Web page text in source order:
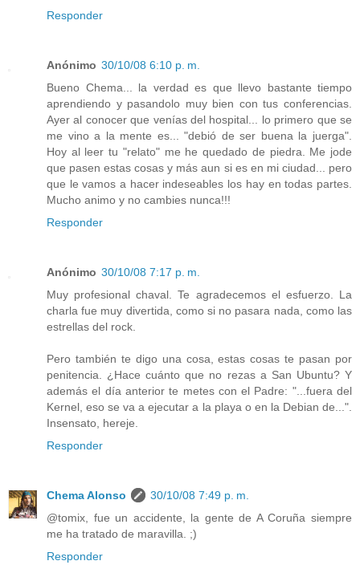
Responder
Anónimo 30/10/08 6:10 p. m.
Bueno Chema... la verdad es que llevo bastante tiempo
aprendiendo y pasandolo muy bien con tus conferencias.
Ayer al conocer que venías del hospital... lo primero que se
me vino a la mente es... "debió de ser buena la juerga".
Hoy al leer tu "relato" me he quedado de piedra. Me jode
que pasen estas cosas y más aun si es en mi ciudad... pero
que le vamos a hacer indeseables los hay en todas partes.
Mucho animo y no cambies nunca!!!
Responder
Anónimo 30/10/08 7:17 p. m.
Muy profesional chaval. Te agradecemos el esfuerzo. La
charla fue muy divertida, como si no pasara nada, como las
estrellas del rock.
Pero también te digo una cosa, estas cosas te pasan por
penitencia. ¿Hace cuánto que no rezas a San Ubuntu? Y
además el día anterior te metes con el Padre: "...fuera del
Kernel, eso se va a ejecutar a la playa o en la Debian de...".
Insensato, hereje.
Responder
Chema Alonso
30/10/08 7:49 p. m.
@tomix, fue un accidente, la gente de A Coruña siempre
me ha tratado de maravilla. ;)
Responder